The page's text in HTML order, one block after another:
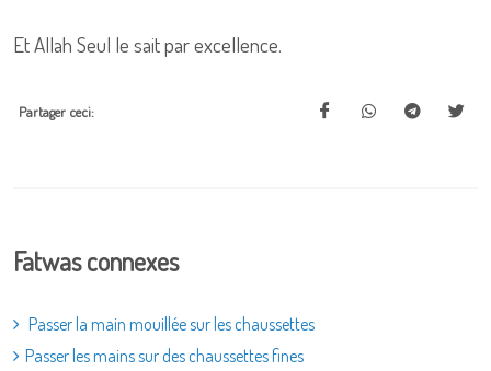
Et Allah Seul le sait par excellence.
Partager ceci:
Fatwas connexes
Passer la main mouillée sur les chaussettes
Passer les mains sur des chaussettes fines